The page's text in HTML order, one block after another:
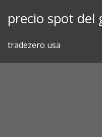
precio spot del
tradezero usa